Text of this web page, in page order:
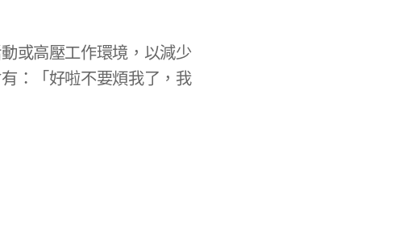
或高壓工作環境，以減少
：「好啦不要煩我了，我